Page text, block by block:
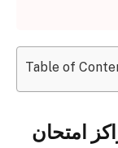
Table of
امتحان